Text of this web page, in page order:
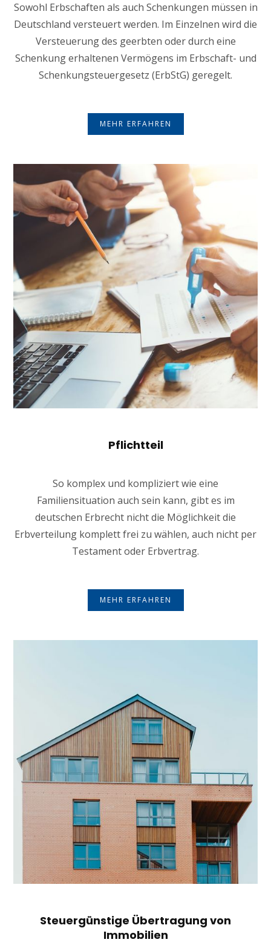
Sowohl Erbschaften als auch Schenkungen müssen in
Deutschland versteuert werden. Im Einzelnen wird die
Versteuerung des geerbten oder durch eine
Schenkung erhaltenen Vermögens im Erbschaft- und
Schenkungsteuergesetz (ErbStG) geregelt.
MEHR ERFAHREN
Pflichtteil
So komplex und kompliziert wie eine
Familiensituation auch sein kann, gibt es im
deutschen Erbrecht nicht die Möglichkeit die
Erbverteilung komplett frei zu wählen, auch nicht per
Testament oder Erbvertrag.
MEHR ERFAHREN
Steuergünstige Übertragung von
Immobilien